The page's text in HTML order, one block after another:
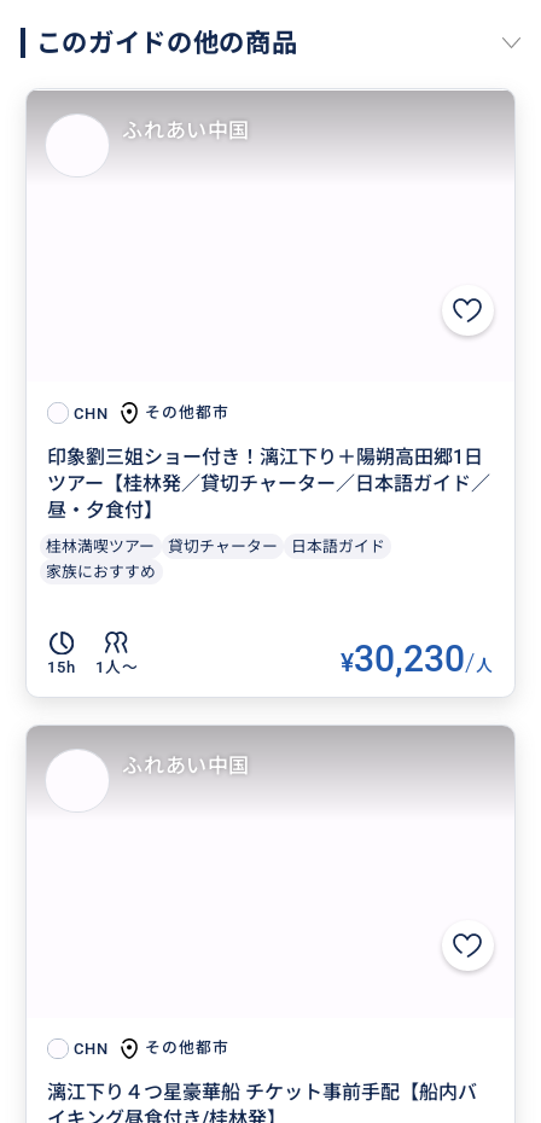
このガイドの他の商品
CHN その他都市
印象劉三姐ショー付き！漓江下り＋陽朔高田郷1日
ツアー【桂林発／貸切チャーター／日本語ガイド／
昼・夕食付】
桂林満喫ツアー 貸切チャーター
日本語ガイド
家族におすすめ
15h 1人〜 ¥30,230/人
ふれあい中国
CHN その他都市
漓江下り４つ星豪華船 チケット事前手配【船内バ
ふれあい中国